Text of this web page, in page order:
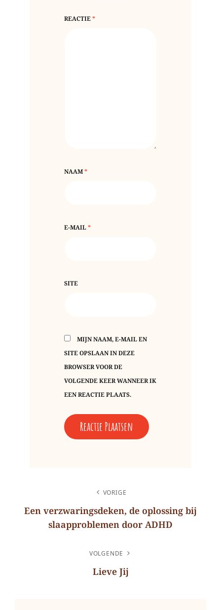
REACTIE*
NAAM*
E-MAIL*
SITE
MIJN NAAM, E-MAIL EN
SITE OPSLAAN IN DEZE
BROWSER VOOR DE
VOLGENDE KEER WANNEER IK
EEN REACTIE PLAATS.
NAVIGATIE
VORIGE
Een verzwaringsdeken, de oplossing bij
slaapproblemen door ADHD
VOLGENDE
Lieve Jij